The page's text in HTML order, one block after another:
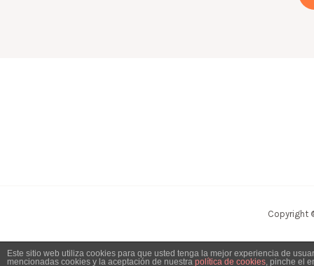
Copyright
Este sitio web utiliza cookies para que usted tenga la mejor experiencia de
mencionadas cookies y la aceptación de nuestra política de cookies, pinche el